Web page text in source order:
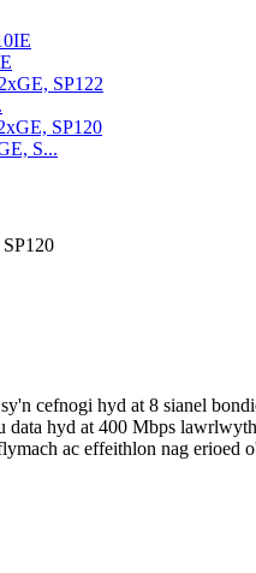
S...
cefnogi hyd at 8 sianel
data hyd at 400 Mbps
ac effeithlon nag erioed